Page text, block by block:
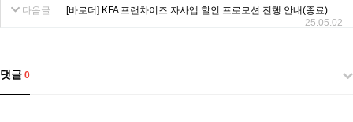
다음글
[바로더] KFA 프랜차이즈 자사앱 할인 프로모션 진행 안내(종료)
25.05.02
댓글 0